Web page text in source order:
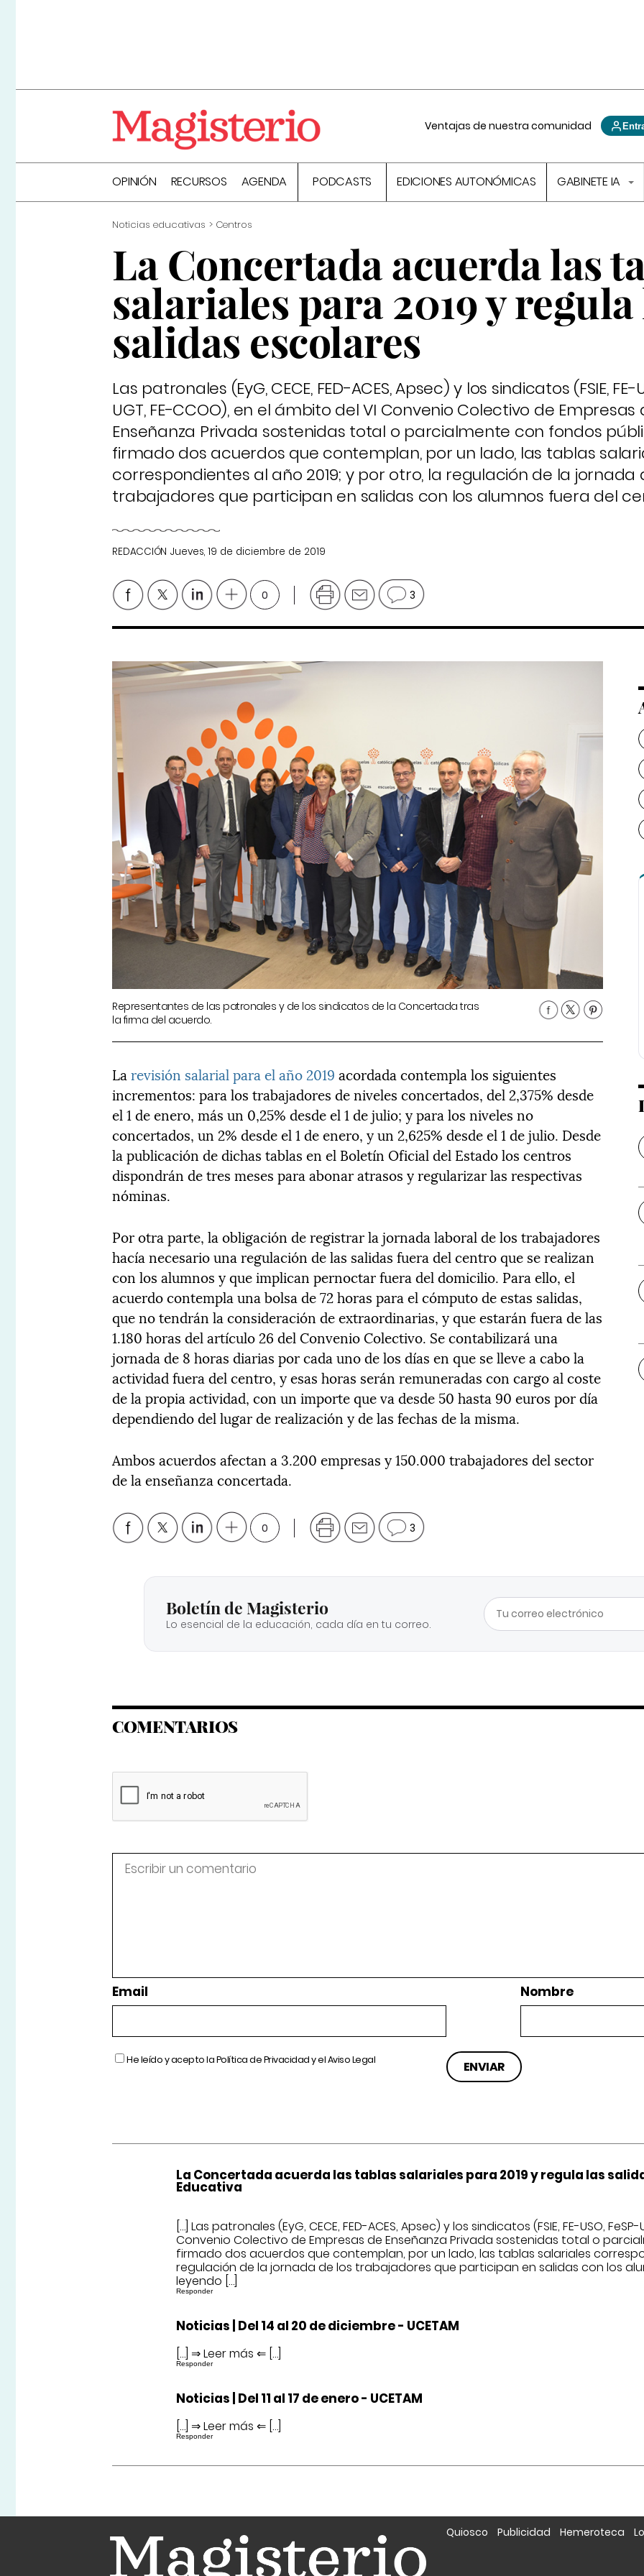
Ventajas de nuestra comunidad
OPINIÓN RECURSOS AGENDA PODCASTS EDICIONES AUTONÓMICAS GABINETE IA
Noticias educativas Centros
La Concertada acuerda las
salariales para 2019 y regula
salidas escolares
Las patronales (EyG, CECE, FED-ACES, Apsec) y los sindicatos (FSIE, FE-
UGT, FE-CCOO), en el ámbito del VI Convenio Colectivo de Empresas
Enseñanza Privada sostenidas total o parcialmente con fondos
firmado dos acuerdos que contemplan, por un lado, las tablas
correspondientes al año 2019; y por otro, la regulación de la jornada
trabajadores que participan en salidas con los alumnos fuera del
REDACCIÓN Jueves, 19 de diciembre de 2019
0 3
Representantes de las patronales y de los sindicatos de la Concertada tras
la firma del acuerdo.
Larevisión salarial para el año 2019 acordada contempla los siguientes
incrementos: para los trabajadores de niveles concertados, del 2,375% desde
el 1 de enero, más un 0,25% desde el 1 de julio; y para los niveles no
concertados, un 2% desde el 1 de enero, y un 2,625% desde el 1 de julio. Desde
la publicación de dichas tablas en el Boletín Oficial del Estado los centros
dispondrán de tres meses para abonar atrasos y regularizar las respectivas
nóminas.
Por otra parte, la obligación de registrar la jornada laboral de los trabajadores
hacía necesario una regulación de las salidas fuera del centro que se realizan
con los alumnos y que implican pernoctar fuera del domicilio. Para ello, el
acuerdo contempla una bolsa de 72 horas para el cómputo de estas salidas,
que no tendrán la consideración de extraordinarias, y que estarán fuera de las
1.180 horas del artículo 26 del Convenio Colectivo. Se contabilizará una
jornada de 8 horas diarias por cada uno de los días en que se lleve a cabo la
actividad fuera del centro, y esas horas serán remuneradas con cargo al coste
de la propia actividad, con un importe que va desde 50 hasta 90 euros por día
dependiendo del lugar de realización y de las fechas de la misma.
Ambos acuerdos afectan a 3.200 empresas y 150.000 trabajadores del sector
de la enseñanza concertada.
0 3
Boletín de Magisterio
Lo esencial de la educación, cada día en tu correo.
COMENTARIOS
Email Nombre
He leído y acepto laPolítica de Privacidady elAviso Legal
La Concertada acuerda las tablas salariales para 2019 y regula las
Educativa
[…] Las patronales (EyG, CECE, FED-ACES, Apsec) y los sindicatos (FSIE, FE-USO,
Convenio Colectivo de Empresas de Enseñanza Privada sostenidas total o
firmado dos acuerdos que contemplan, por un lado, las tablas salariales
regulación de la jornada de los trabajadores que participan en salidas con los
leyendo […]
Responder
Noticias | Del 14 al 20 de diciembre - UCETAM
[…] ⇒ Leer más ⇐ […]
Responder
Noticias | Del 11 al 17 de enero - UCETAM
[…] ⇒ Leer más ⇐ […]
Responder
Quiosco Publicidad Hemeroteca